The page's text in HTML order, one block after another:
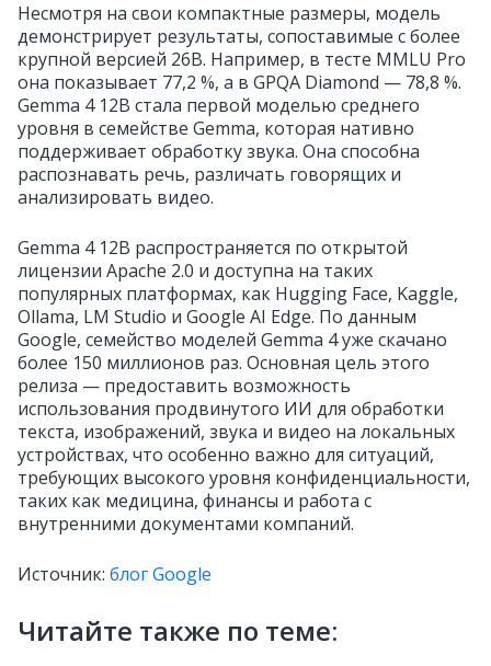
Несмотря на свои компактные размеры, модель
демонстрирует результаты, сопоставимые с более
крупной версией 26B. Например, в тесте MMLU Pro
она показывает 77,2 %, а в GPQA Diamond — 78,8 %.
Gemma 4 12B стала первой моделью среднего
уровня в семействе Gemma, которая нативно
поддерживает обработку звука. Она способна
распознавать речь, различать говорящих и
анализировать видео.
Gemma 4 12B распространяется по открытой
лицензии Apache 2.0 и доступна на таких
популярных платформах, как Hugging Face, Kaggle,
Ollama, LM Studio и Google AI Edge. По данным
Google, семейство моделей Gemma 4 уже скачано
более 150 миллионов раз. Основная цель этого
релиза — предоставить возможность
использования продвинутого ИИ для обработки
текста, изображений, звука и видео на локальных
устройствах, что особенно важно для ситуаций,
требующих высокого уровня конфиденциальности,
таких как медицина, финансы и работа с
внутренними документами компаний.
Источник: блог Google
Читайте также по теме: